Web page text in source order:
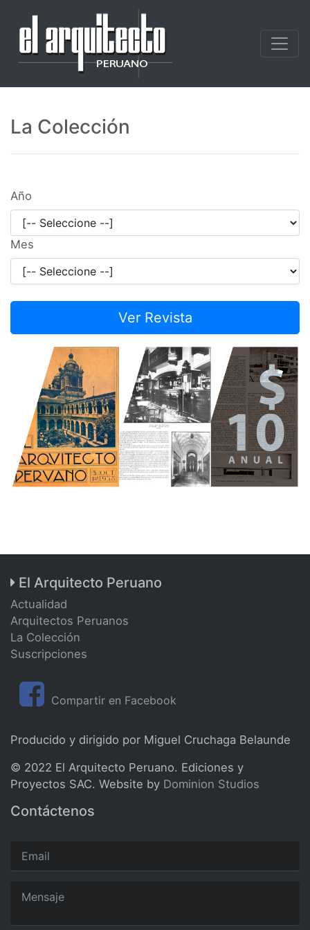
La Colección
Año
Mes
Ver Revista
El Arquitecto Peruano
Actualidad
Arquitectos Peruanos
La Colección
Suscripciones
Compartir en Facebook
Producido y dirigido por Miguel Cruchaga Belaunde
© 2022 El Arquitecto Peruano. Ediciones y
Proyectos SAC. Website by Dominion Studios
Contáctenos